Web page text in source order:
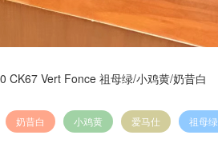
CK67 Vert Fonce 祖母绿/小鸡黄/奶昔白
奶昔白 小鸡黄 爱马仕 祖母绿